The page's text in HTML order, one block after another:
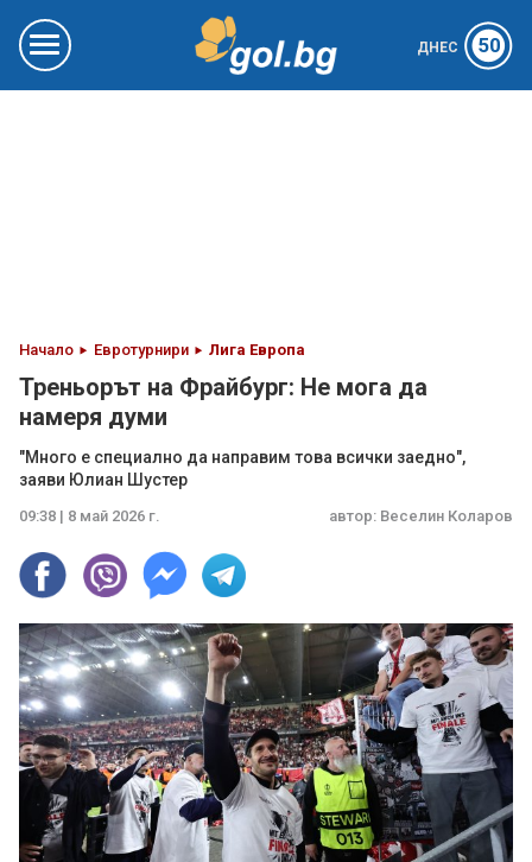
ДНЕС 50
Начало Евротурнири Лига Европа
Треньорът на Фрайбург: Не мога да
намеря думи
"Много е специално да направим това всички заедно",
заяви Юлиан Шустер
09:38 | 8 май 2026 г. автор: Веселин Коларов